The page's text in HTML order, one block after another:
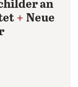
an
+ Neue